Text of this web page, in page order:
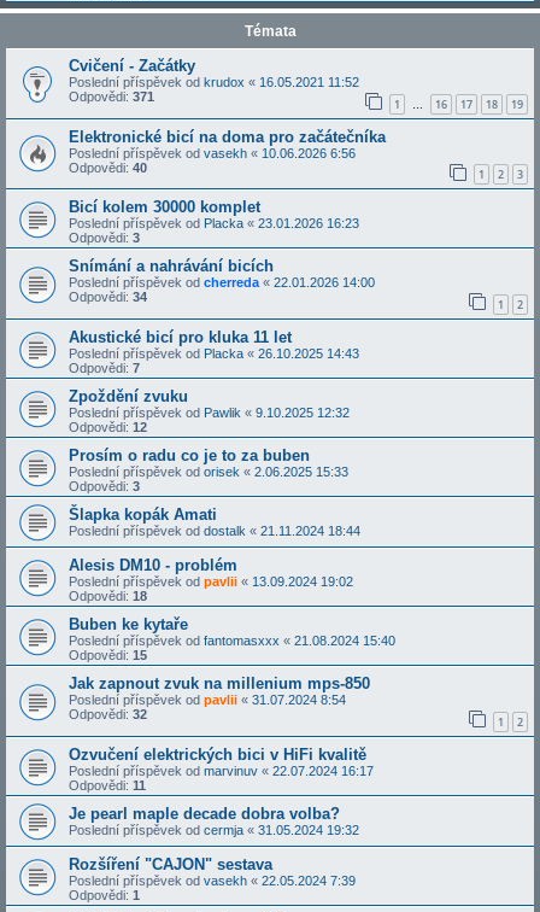
Témata
Cvičení - Začátky
Poslední příspěvek od krudox « 16.05.2021 11:52
Odpovědi: 371 1 … 16 17 18 19
Elektronické bicí na doma pro začátečníka
Poslední příspěvek od vasekh « 10.06.2026 6:56
Odpovědi: 40 1 2 3
Bicí kolem 30000 komplet
Poslední příspěvek od Placka « 23.01.2026 16:23
Odpovědi: 3
Snímání a nahrávání bicích
Poslední příspěvek od cherreda « 22.01.2026 14:00
Odpovědi: 34 1 2
Akustické bicí pro kluka 11 let
Poslední příspěvek od Placka « 26.10.2025 14:43
Odpovědi: 7
Zpoždění zvuku
Poslední příspěvek od Pawlik « 9.10.2025 12:32
Odpovědi: 12
Prosím o radu co je to za buben
Poslední příspěvek od orisek « 2.06.2025 15:33
Odpovědi: 3
Šlapka kopák Amati
Poslední příspěvek od dostalk « 21.11.2024 18:44
Alesis DM10 - problém
Poslední příspěvek od pavlii « 13.09.2024 19:02
Odpovědi: 18
Buben ke kytaře
Poslední příspěvek od fantomasxxx « 21.08.2024 15:40
Odpovědi: 15
Jak zapnout zvuk na millenium mps-850
Poslední příspěvek od pavlii « 31.07.2024 8:54
Odpovědi: 32 1 2
Ozvučení elektrických bici v HiFi kvalitě
Poslední příspěvek od marvinuv « 22.07.2024 16:17
Odpovědi: 11
Je pearl maple decade dobra volba?
Poslední příspěvek od cermja « 31.05.2024 19:32
Rozšíření "CAJON" sestava
Poslední příspěvek od vasekh « 22.05.2024 7:39
Odpovědi: 1